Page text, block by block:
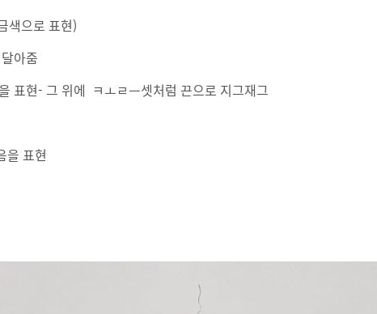
색으로 표현)
아줌
표현- 그 위에 ㅋㅗㄹㅡ셋처럼 끈으로 지그재그
을 표현